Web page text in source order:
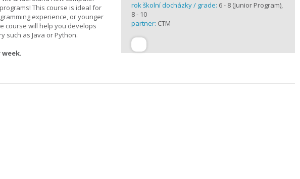
This course is ideal for
experience, or younger
course will help you develops
such as Java or Python.
rok školní docházky / grade: 6 - 8 (Junior Program),
8 - 10
partner: CTM